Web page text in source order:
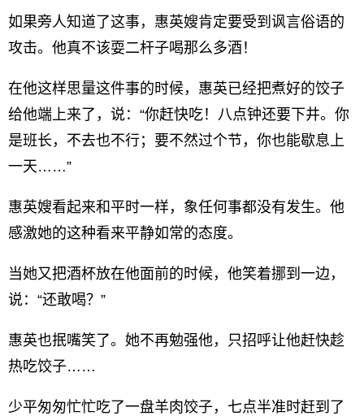
如果旁人知道了这事，惠英嫂肯定要受到讽言俗语的
攻击。他真不该耍二杆子喝那么多酒！
在他这样思量这件事的时候，惠英已经把煮好的饺子
给他端上来了，说：“你赶快吃！八点钟还要下井。你
是班长，不去也不行；要不然过个节，你也能歇息上
一天……”
惠英嫂看起来和平时一样，象任何事都没有发生。他
感激她的这种看来平静如常的态度。
当她又把酒杯放在他面前的时候，他笑着挪到一边，
说：“还敢喝？”
惠英也抿嘴笑了。她不再勉强他，只招呼让他赶快趁
热吃饺子……
少平匆匆忙忙吃了一盘羊肉饺子，七点半准时赶到了